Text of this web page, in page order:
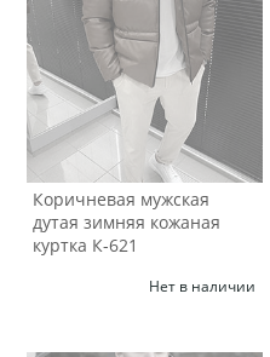
Коричневая мужская
дутая зимняя кожаная
куртка К-621
Нет в наличии